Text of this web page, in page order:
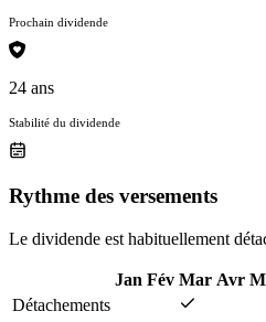
Prochain dividende
24 ans
Stabilité du dividende
Rythme des versements
Le dividende est habituellement
Jan Fév Mar Avr
Détachements